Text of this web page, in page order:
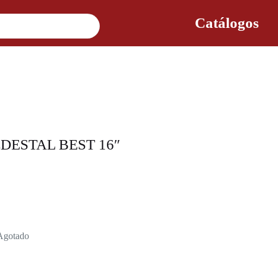
Catálogos
BEST 16″